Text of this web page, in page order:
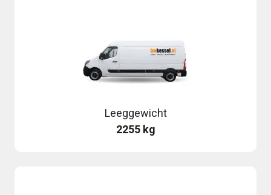
Leeggewicht
2255 kg